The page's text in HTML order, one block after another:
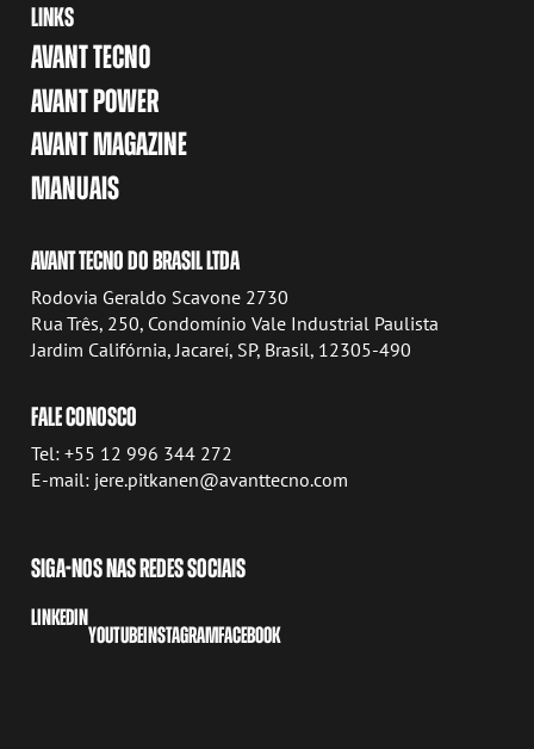
LINKS
AVANT TECNO
AVANT POWER
AVANT MAGAZINE
MANUAIS
AVANT TECNO DO BRASIL LTDA
Rodovia Geraldo Scavone 2730
Rua Três, 250, Condomínio Vale Industrial Paulista
Jardim Califórnia, Jacareí, SP, Brasil, 12305-490
FALE CONOSCO
Tel: +55 12 996 344 272
E-mail: jere.pitkanen@avanttecno.com
SIGA-NOS NAS REDES SOCIAIS
LINKEDIN
YOUTUBEINSTAGRAMFACEBOOK